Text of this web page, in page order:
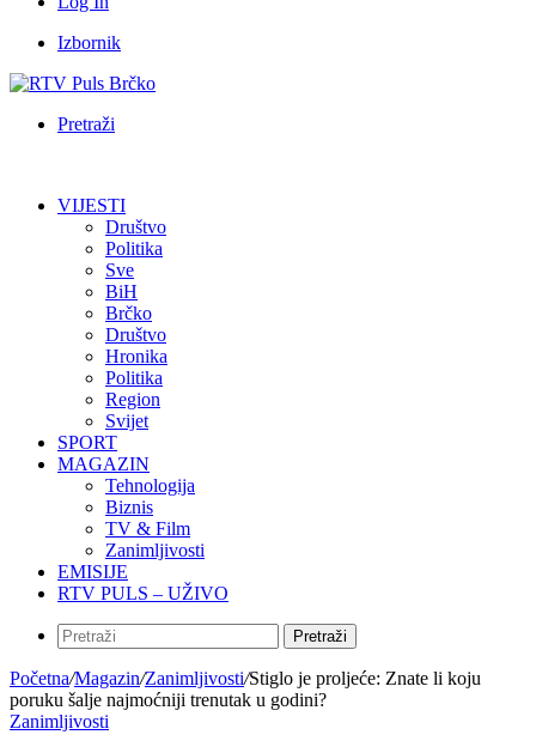
Izbornik
Pretraži
VIJESTI
Društvo
Politika
Sve
BiH
Brčko
Društvo
Hronika
Politika
Region
Svijet
SPORT
MAGAZIN
Tehnologija
Biznis
TV & Film
Zanimljivosti
EMISIJE
RTV PULS – UŽIVO
Pretraži
Početna/Magazin/Zanimljivosti/Stiglo je proljeće: Znate li koju
poruku šalje najmoćniji trenutak u godini?
Zanimljivosti